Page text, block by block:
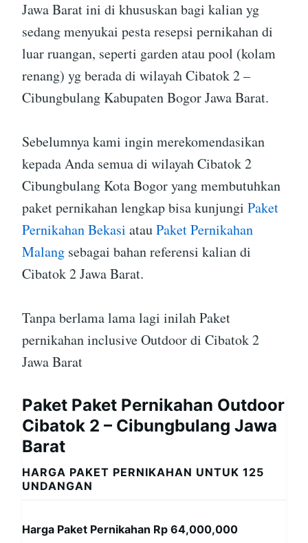
Jawa Barat ini di khususkan bagi kalian yg
sedang menyukai pesta resepsi pernikahan di
luar ruangan, seperti garden atau pool (kolam
renang) yg berada di wilayah Cibatok 2 –
Cibungbulang Kabupaten Bogor Jawa Barat.
Sebelumnya kami ingin merekomendasikan
kepada Anda semua di wilayah Cibatok 2
Cibungbulang Kota Bogor yang membutuhkan
paket pernikahan lengkap bisa kunjungi Paket
Pernikahan Bekasi atauPaket Pernikahan
Malang sebagai bahan referensi kalian di
Cibatok 2 Jawa Barat.
Tanpa berlama lama lagi inilah Paket
pernikahan inclusive Outdoor di Cibatok 2
Jawa Barat
Paket Paket Pernikahan Outdoor
Cibatok 2 – Cibungbulang Jawa
Barat
HARGA PAKET PERNIKAHAN UNTUK 125
UNDANGAN
Harga Paket Pernikahan Rp 64,000,000